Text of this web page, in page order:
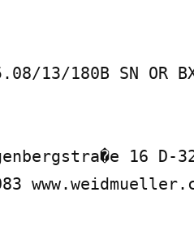
13/180B SN OR
16 D-